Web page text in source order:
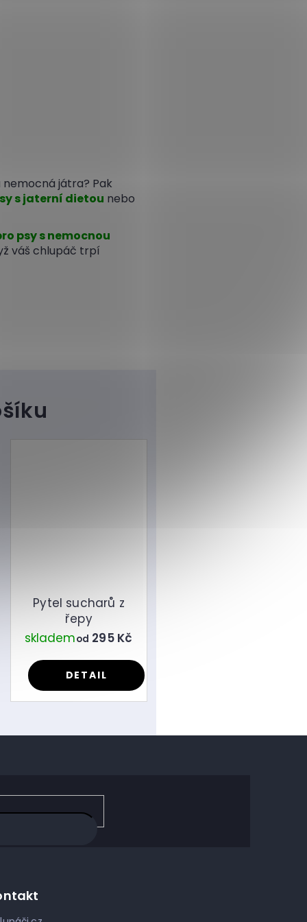
játra? Pak
s jaterní dietou nebo
psy s nemocnou
váš chlupáč trpí
Pytel sucharů z
řepy
sklademod 295 Kč
DETAIL